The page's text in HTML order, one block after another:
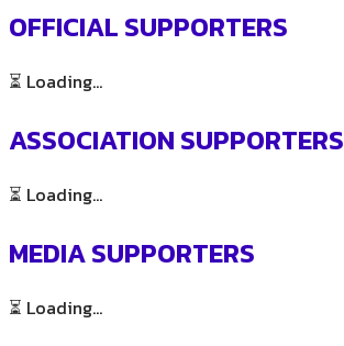
OFFICIAL SUPPORTERS
⏳ Loading...
ASSOCIATION SUPPORTERS
⏳ Loading...
MEDIA SUPPORTERS
⏳ Loading...